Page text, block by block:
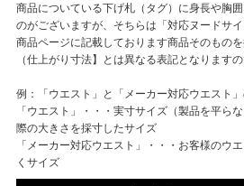
商品についている下げ札（タグ）に身長や胸
のがございますが、そちらは「対応ヌードサ
商品ページに記載しております商品そのもの
（仕上がり寸法】とは異なる表記となります
例：「ウエスト」と「メーカー対応ウエスト
「ウエスト」・・・実寸サイズ（製品を平ら
際の大きさを採寸したサイズ
「メーカー対応ウエスト」・・・お客様のウ
くサイズ